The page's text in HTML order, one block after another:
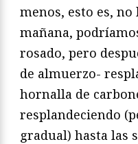
menos, esto es, no
mañana,
rosado, pero
de almuerzo-
hornalla de
resplandeciendo
gradual) hasta las